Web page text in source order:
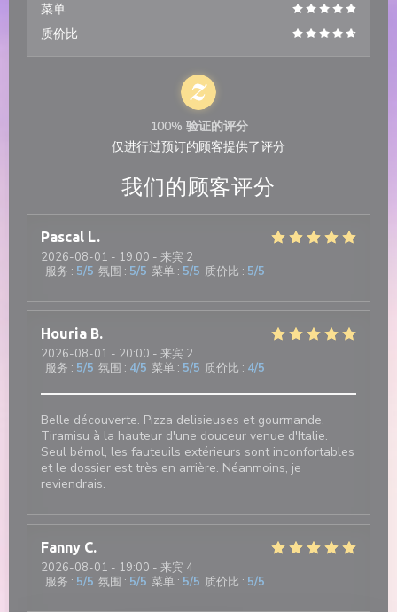
我们的顾客评分
Pascal L
2026-08-01 - 19:00 - 来宾 2
服务 : 5/5 氛围 : 5/5 菜单 : 5/5 质价比 : 5/5
Houria B
2026-08-01 - 20:00 - 来宾 2
服务 : 5/5 氛围 : 4/5 菜单 : 5/5 质价比 : 4/5
Belle découverte. Pizza delisieuses et gourmande.
Tiramisu à la hauteur d'une douceur venue d'Italie.
Seul bémol, les fauteuils extérieurs sont inconfortables
et le dossier est très en arrière. Néanmoins, je
reviendrais.
Fanny C
2026-08-01 - 19:00 - 来宾 4
服务 : 5/5 氛围 : 5/5 菜单 : 5/5 质价比 : 5/5
菜单
质价比
100% 验证的评分
仅进行过预订的顾客提供了评分